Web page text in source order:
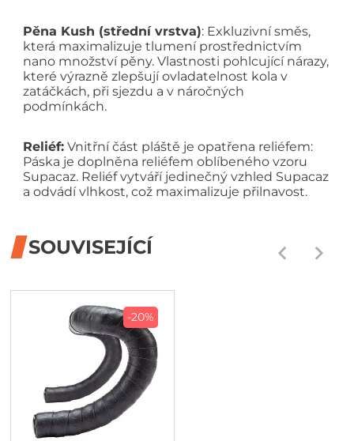
Pěna Kush (střední vrstva): Exkluzivní směs,
která maximalizuje tlumení prostřednictvím
nano množství pěny. Vlastnosti pohlcující nárazy,
které výrazně zlepšují ovladatelnost kola v
zatáčkách, při sjezdu a v náročných
podmínkách.
Reliéf: Vnitřní část pláště je opatřena reliéfem:
Páska je doplněna reliéfem oblíbeného vzoru
Supacaz. Reliéf vytváří jedinečný vzhled Supacaz
a odvádí vlhkost, což maximalizuje přilnavost.
SOUVISEJÍCÍ
-20%